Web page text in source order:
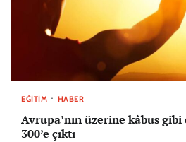
EĞITIM HABER
Avrupa’nın üzerine kâbus gibi
300’e çıktı